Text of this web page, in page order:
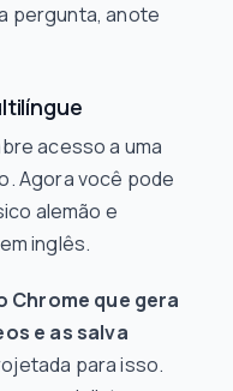
pergunta, anote
acesso a uma
Agora você pode
alemão e
inglês.
Chrome que gera
e as salva
para isso.